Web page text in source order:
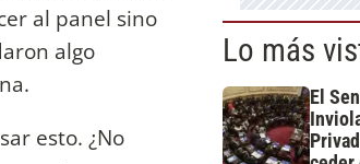
al panel sino
algo
esto. ¿No
Lo más
El